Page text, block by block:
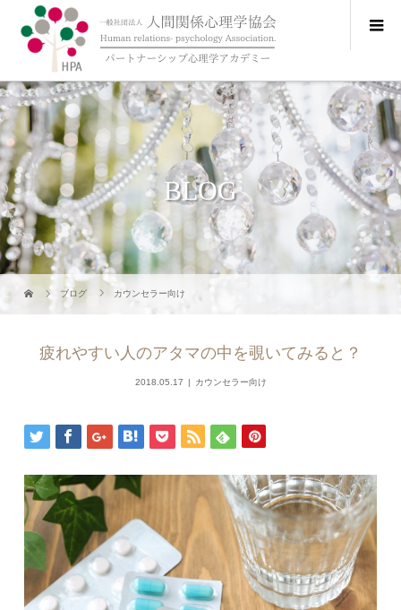
BLOG
ブログ カウンセラー向け
疲れやすい人のアタマの中を覗いてみると？
2018.05.17 カウンセラー向け